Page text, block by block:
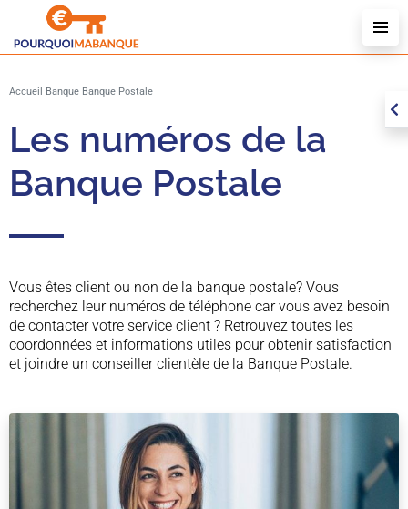
Accueil Banque Banque Postale
Les numéros de la
Banque Postale
Vous êtes client ou non de la banque postale? Vous
recherchez leur numéros de téléphone car vous avez besoin
de contacter votre service client ? Retrouvez toutes les
coordonnées et informations utiles pour obtenir satisfaction
et joindre un conseiller clientèle de la Banque Postale.